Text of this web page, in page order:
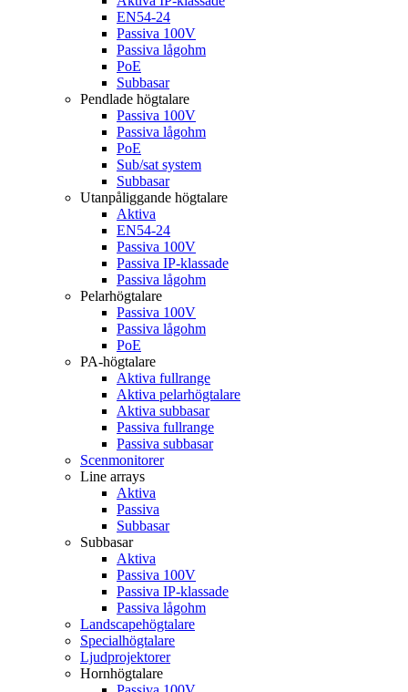
EN54-24
Passiva 100V
Passiva lågohm
PoE
Subbasar
Pendlade högtalare
Passiva 100V
Passiva lågohm
PoE
Sub/sat system
Subbasar
Utanpåliggande högtalare
Aktiva
EN54-24
Passiva 100V
Passiva IP-klassade
Passiva lågohm
Pelarhögtalare
Passiva 100V
Passiva lågohm
PoE
PA-högtalare
Aktiva fullrange
Aktiva pelarhögtalare
Aktiva subbasar
Passiva fullrange
Passiva subbasar
Scenmonitorer
Line arrays
Aktiva
Passiva
Subbasar
Subbasar
Aktiva
Passiva 100V
Passiva IP-klassade
Passiva lågohm
Landscapehögtalare
Specialhögtalare
Ljudprojektorer
Hornhögtalare